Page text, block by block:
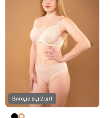
Вигода від 2 шт!